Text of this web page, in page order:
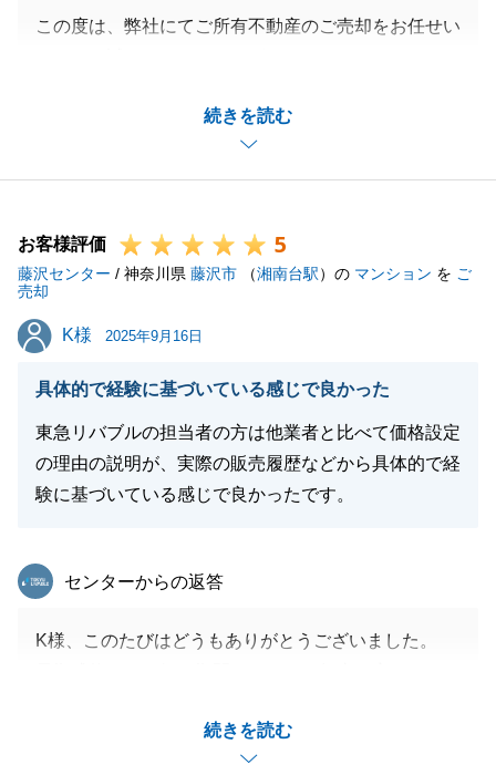
続きを読む
この度は、弊社にてご所有不動産のご売却をお任せい
また、O様には、いろいろご迷惑おかけしたこともあ
ると思いますが、いつでも快くご対応いただけたこと
これからもお手伝いできることがございましたら、い
つでもお気軽にご連絡いただけますと幸いです。
今後とも、東急リバブルをよろしくお願い申し上げま
す。
閉じる
お客様評価 5
藤沢センター / 神奈川県 藤沢市 （湘南台駅）の マンション を ご
売却
K様
K様 2025年9月16日
具体的で経験に基づいている感じで良かった
東急リバブルの担当者の方は他業者と比べて価格設定
の理由の説明が、実際の販売履歴などから具体的で経
験に基づいている感じで良かったです。
続きを読む
東急リバブル
センターからの返答
K様、このたびはどうもありがとうございました。
また今後ともお気軽にご相談いただければ幸いです。